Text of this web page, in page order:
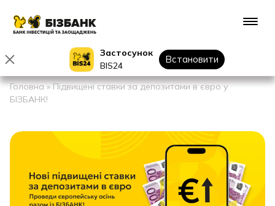
Застосунок
BIS24
Встановити
Головна»Підвищені ставки за депозитами в євро у
БІЗБАНК!